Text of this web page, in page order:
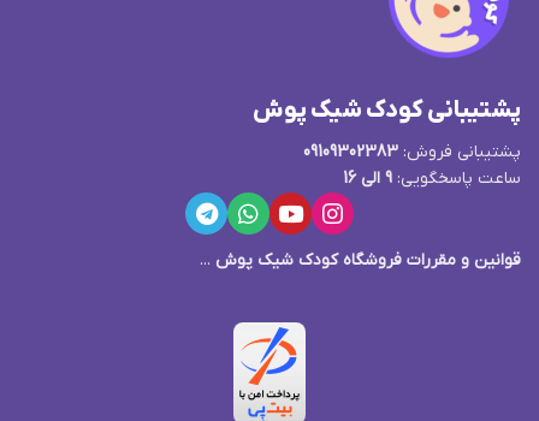
پشتیبانی کودک شیک پوش
پشتیبانی فروش: 09109302383
ساعت پاسخگویی: 9 الی 16
قوانین و مقررات فروشگاه کودک شیک پوش ...